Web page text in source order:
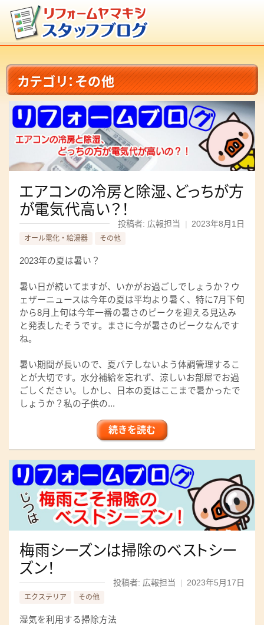
カテゴリ：その他
エアコンの冷房と除湿、どっちが方
が電気代高い？！
投稿者: 広報担当 | 2023年8月1日
オール電化・給湯器 その他
2023年の夏は暑い？
暑い日が続いてますが、いかがお過ごしでしょうか？ウ
ェザーニュースは今年の夏は平均より暑く、特に7月下旬
から8月上旬は今年一番の暑さのピークを迎える見込み
と発表したそうです。まさに今が暑さのピークなんです
ね。
暑い期間が長いので、夏バテしないよう体調管理するこ
とが大切です。水分補給を忘れず、涼しいお部屋でお過
ごしください。しかし、日本の夏はここまで暑かったで
しょうか？私の子供の...
続きを読む
梅雨シーズンは掃除のベストシー
ズン！
投稿者: 広報担当 | 2023年5月17日
エクステリア その他
湿気を利用する掃除方法